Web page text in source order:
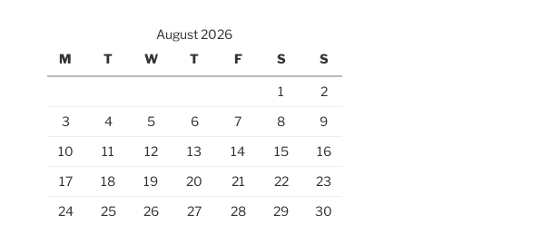
August 2026
M
T W T F S S
1
2
3
4 5 6 7 8
9
10
11 12 13 14 15
16
17
18 19 20 21 22
23
24
25 26 27 28 29
30